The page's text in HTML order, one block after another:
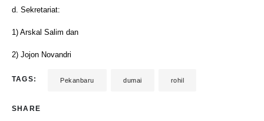
d. Sekretariat:
1) Arskal Salim dan
2) Jojon Novandri
TAGS: Pekanbaru dumai rohil
SHARE